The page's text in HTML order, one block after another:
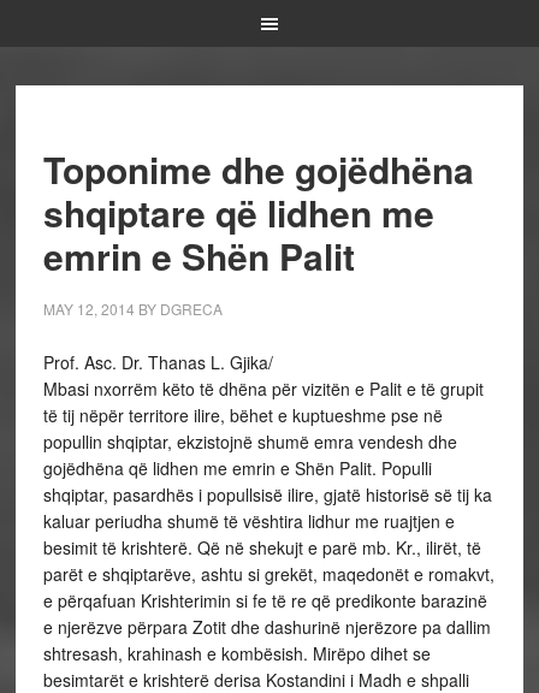
Toponime dhe gojëdhëna
shqiptare që lidhen me
emrin e Shën Palit
MAY 12, 2014 BY DGRECA
Prof. Asc. Dr. Thanas L. Gjika/
Mbasi nxorrëm këto të dhëna për vizitën e Palit e të grupit
të tij nëpër territore ilire, bëhet e kuptueshme pse në
popullin shqiptar, ekzistojnë shumë emra vendesh dhe
gojëdhëna që lidhen me emrin e Shën Palit. Populli
shqiptar, pasardhës i popullsisë ilire, gjatë historisë së tij ka
kaluar periudha shumë të vështira lidhur me ruajtjen e
besimit të krishterë. Që në shekujt e parë mb. Kr., ilirët, të
parët e shqiptarëve, ashtu si grekët, maqedonët e romakvt,
e përqafuan Krishterimin si fe të re që predikonte barazinë
e njerëzve përpara Zotit dhe dashurinë njerëzore pa dallim
shtresash, krahinash e kombësish. Mirëpo dihet se
besimtarët e krishterë derisa Kostandini i Madh e shpalli